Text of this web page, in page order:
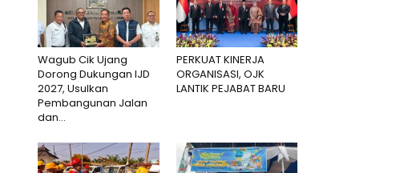
Wagub Cik Ujang
Dorong Dukungan IJD
2027, Usulkan
Pembangunan Jalan
dan...
PERKUAT KINERJA
ORGANISASI, OJK
LANTIK PEJABAT BARU